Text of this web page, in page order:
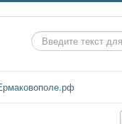
Искать...